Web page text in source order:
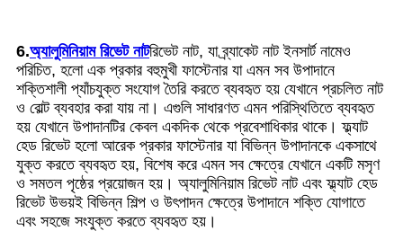
6.অ্যালুমিনিয়াম রিভেট নাটরিভেট নাট, যা ব্র্যাকেট নাট ইনসার্ট নামেও
পরিচিত, হলো এক প্রকার বহুমুখী ফাস্টেনার যা এমন সব উপাদানে
শক্তিশালী প্যাঁচযুক্ত সংযোগ তৈরি করতে ব্যবহৃত হয় যেখানে প্রচলিত নাট
ও বোল্ট ব্যবহার করা যায় না। এগুলি সাধারণত এমন পরিস্থিতিতে ব্যবহৃত
হয় যেখানে উপাদানটির কেবল একদিক থেকে প্রবেশাধিকার থাকে। ফ্ল্যাট
হেড রিভেট হলো আরেক প্রকার ফাস্টেনার যা বিভিন্ন উপাদানকে একসাথে
যুক্ত করতে ব্যবহৃত হয়, বিশেষ করে এমন সব ক্ষেত্রে যেখানে একটি মসৃণ
ও সমতল পৃষ্ঠের প্রয়োজন হয়। অ্যালুমিনিয়াম রিভেট নাট এবং ফ্ল্যাট হেড
রিভেট উভয়ই বিভিন্ন শিল্প ও উৎপাদন ক্ষেত্রে উপাদানে শক্তি যোগাতে
এবং সহজে সংযুক্ত করতে ব্যবহৃত হয়।